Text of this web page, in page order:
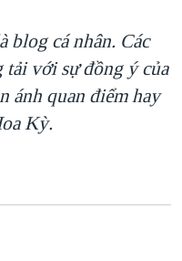
blog cá nhân. Các
với sự đồng ý của
ánh quan điểm hay
Kỳ.